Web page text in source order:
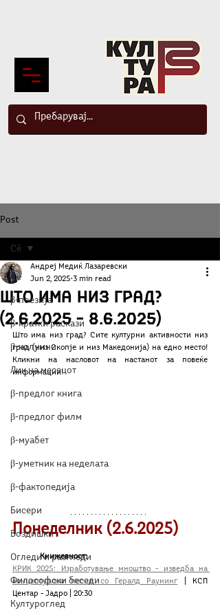
Post
Сè
β-поезија
β-кратки раскази
β-колумни
Лик на месецот
β-предлог книга
β-предлог филм
β-муабет
β-уметник на неделата
β-фактопедија
Бисери
Воздишки
Огледи и разгледи
Философски беседи
Културоглед
Сè
Што има низ град?
(2.6.2025 – 8.6.2025)
Андреј Медиќ Лазаревски
Jun 2, 2025 3 min read
Што има низ град? Сите културни активности низ
град (низ Скопје и низ Македонија) на едно место!
Кликни на насловот на настанот за повеќе
информации!
Понеделник (2.6.2025)
Книжевност:
КРИК 2025: Изработување мноштво - изведба на
концептуални песни со Гералд Раунинг | КСП
Центар - Јадро | 20:30